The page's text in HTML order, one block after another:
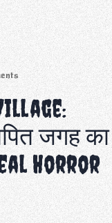
जगह का
Horror